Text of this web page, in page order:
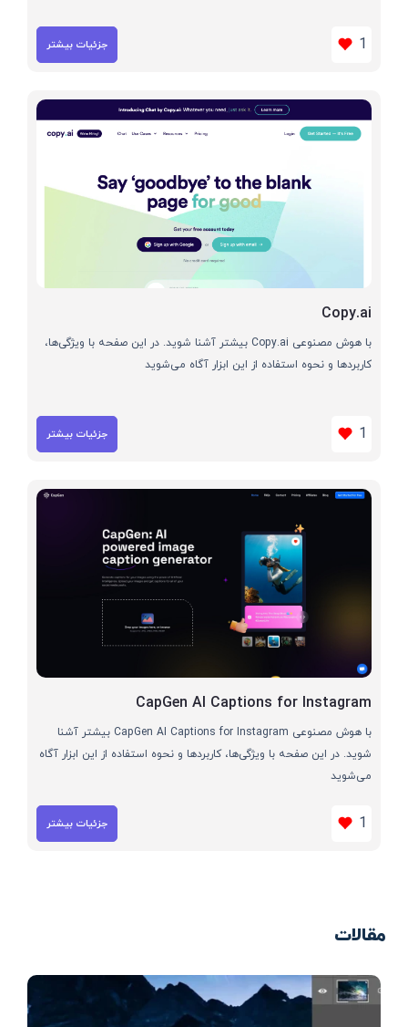
1 جزئیات بیشتر
Copy.ai
با هوش مصنوعی Copy.ai بیشتر آشنا شوید. در این صفحه با ویژگی‌ها،
کاربردها و نحوه استفاده از این ابزار آگاه می‌شوید
1 جزئیات بیشتر
CapGen AI Captions for Instagram
با هوش مصنوعی CapGen AI Captions for Instagram بیشتر آشنا
شوید. در این صفحه با ویژگی‌ها، کاربردها و نحوه استفاده از این ابزار آگاه
می‌شوید
1 جزئیات بیشتر
مقالات